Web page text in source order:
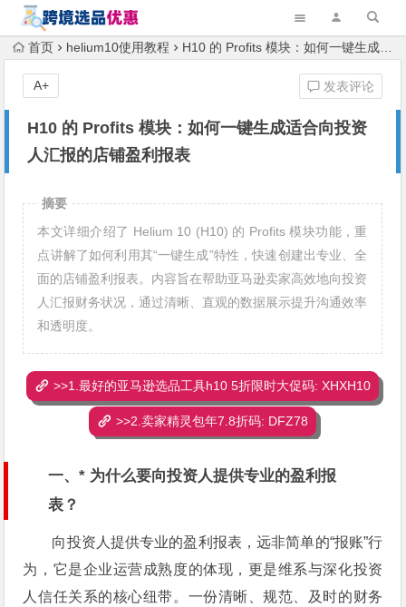
首页 helium10使用教程 H10 的 Profits 模块：如何一键生成适合向投资人汇报的店铺盈利报表
H10 的 Profits 模块：如何一键生成适合向投资
人汇报的店铺盈利报表
发表评论
A+
摘要
本文详细介绍了 Helium 10 (H10) 的 Profits 模块功能，重
点讲解了如何利用其“一键生成”特性，快速创建出专业、全
面的店铺盈利报表。内容旨在帮助亚马逊卖家高效地向投资
人汇报财务状况，通过清晰、直观的数据展示提升沟通效率
和透明度。
>>1.最好的亚马逊选品工具h10 5折限时大促码: XHXH10
>>2.卖家精灵包年7.8折码: DFZ78
一、* 为什么要向投资人提供专业的盈利报
表？
向投资人提供专业的盈利报表，远非简单的“报账”行
为，它是企业运营成熟度的体现，更是维系与深化投资
人信任关系的核心纽带。一份清晰、规范、及时的财务